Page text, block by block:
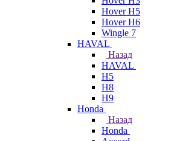
Hover H5
Hover H6
Wingle 7
HAVAL
Назад
HAVAL
H5
H8
H9
Honda
Назад
Honda